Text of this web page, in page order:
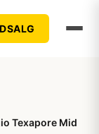
Texapore Mid